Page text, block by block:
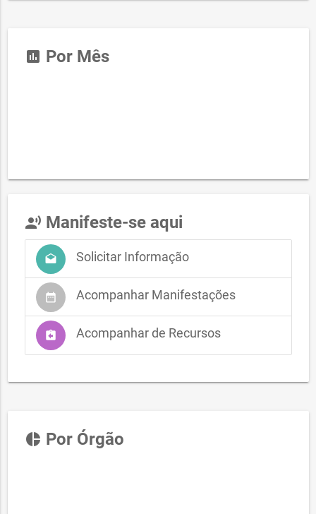
insert_chart Por Mês
record_voice_over Manifeste-se aqui
drafts Solicitar Informação
date_range Acompanhar Manifestações
assignment_return Acompanhar de Recursos
pie_chart Por Órgão